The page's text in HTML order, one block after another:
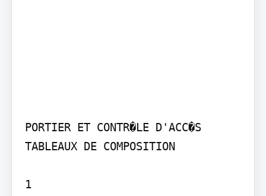
PORTIER ET CONTR�LE D'ACC�S
TABLEAUX DE COMPOSITION
1